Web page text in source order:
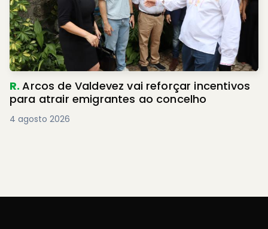
R.Arcos de Valdevez vai reforçar incentivos
para atrair emigrantes ao concelho
4 agosto 2026